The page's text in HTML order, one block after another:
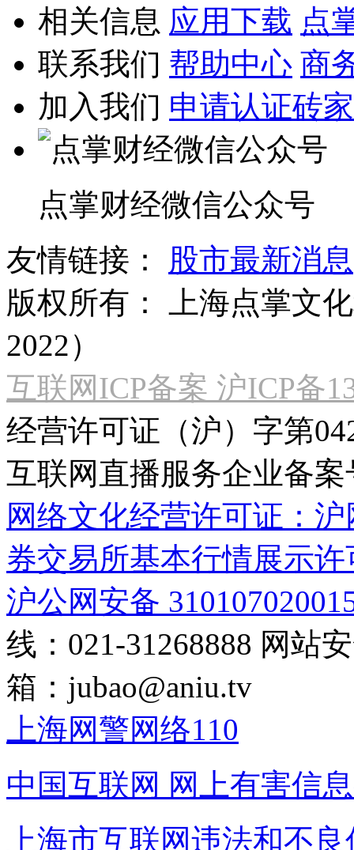
相关信息 应用下载 点
联系我们 帮助中心 商
加入我们 申请认证砖家
点掌财经微信公众号
友情链接：
股市最新消息
版权所有：
上海点掌文
2022）
互联网ICP备案 沪ICP备
经营许可证（沪）字第
互联网直播服务企业备案
网络文化经营许可证：
券交易所基本行情展示许
沪公网安备
线：021-31268888 网站
箱： jubao@aniu.tv
上海网警网络110
中国互联网 网上有害信
上海市互联网违法和不